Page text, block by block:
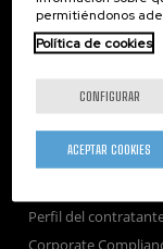
Sociedad
nanoPeople
Servicios externos
Publicaciones
Seminarios
Únete
Perfil del
Corporate
permitiéndonos
Política de cookies
CONFIGURAR
ACEPTAR COOKIES